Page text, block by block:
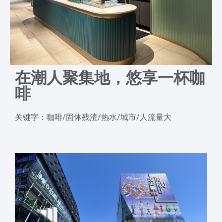
在潮人聚集地，悠享一杯咖
啡
关键字：咖啡/固体残渣/热水/城市/人流量大